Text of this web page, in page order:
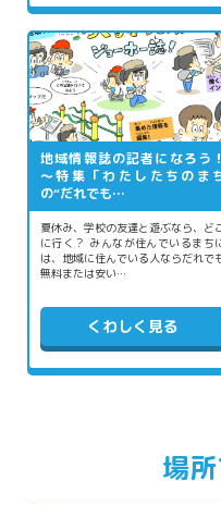
地域情報誌の記者になろう！
～特集「わたしたちのま
の“だれでも…
夏休み、学校の友達と遊ぶなら、ど
に行く？ みんなが住んでいるまち
は、地域に住んでいる人ならだれで
無料または安い…
くわしく見る
場